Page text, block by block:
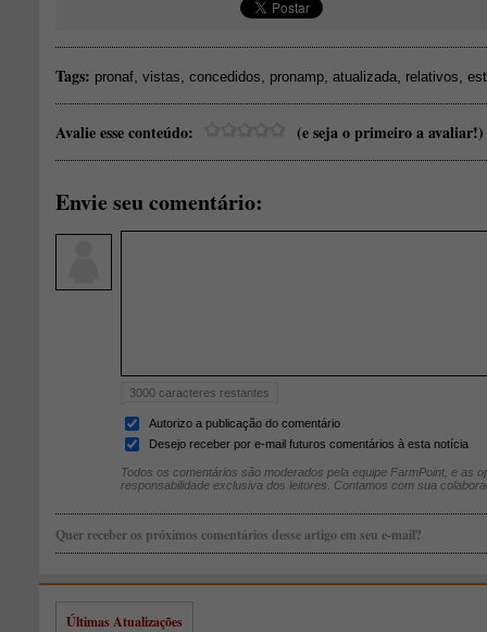
Tags: pronaf vistas concedidos pronamp atualizada relativos
Avalie esse conteúdo: (e seja o primeiro a avaliar!)
Envie seu comentário:
3000 caracteres restantes
Autorizo a publicação do comentário
Desejo receber por e-mail futuros comentários à esta notícia
Todos os comentários são moderados pela equipe FarmPoint, e as
responsabilidade exclusiva dos leitores. Contamos com sua
Quer receber os próximos comentários desse artigo em seu e-mail?
Últimas Atualizações